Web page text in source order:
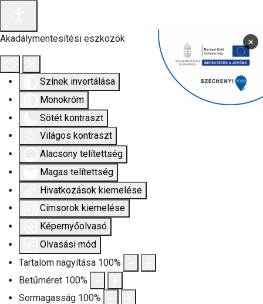
Akadálymentesítési eszközök
Színek invertálása
Monokróm
Sötét kontraszt
Világos kontraszt
Alacsony telítettség
Magas telítettség
Hivatkozások kiemelése
Címsorok kiemelése
Képernyőolvasó
Olvasási mód
Tartalom nagyítása 100%
Betűméret 100%
Sormagasság 100%
×